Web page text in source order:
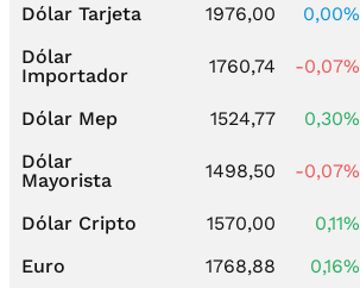
Dólar Tarjeta
1976,00
0,00%
Dólar
Importador
1760,74 -0,07%
Dólar Mep 1524,77
0,30%
Dólar
Mayorista
1498,50 -0,07%
Dólar Cripto 1570,00
0,11%
Euro
1768,88
0,16%